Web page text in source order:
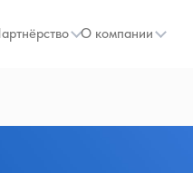
О компании